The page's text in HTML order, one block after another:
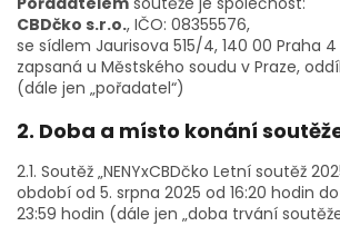
CBDčko s.r.o., IČO: 08355576,
se sídlem Jaurisova 515/4, 140 00 Praha
zapsaná u Městského soudu v Praze,
(dále jen „pořadatel“)
2. Doba a místo konání
2.1. Soutěž „NENYxCBDčko Letní soutěž
období od 5. srpna 2025 od 16:20 hodin
23:59 hodin (dále jen „doba trvání